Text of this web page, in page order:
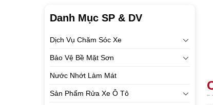
Danh Mục SP & DV
Dịch Vụ Chăm Sóc Xe
Bảo Vệ Bề Mặt Sơn
Nước Nhớt Làm Mát
Sản Phẩm Rửa Xe Ô Tô